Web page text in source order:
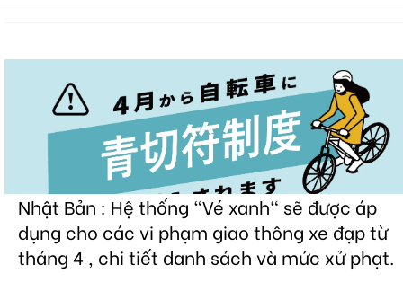
Nhật Bản : Hệ thống "Vé xanh" sẽ được áp
dụng cho các vi phạm giao thông xe đạp từ
tháng 4 , chi tiết danh sách và mức xử phạt.